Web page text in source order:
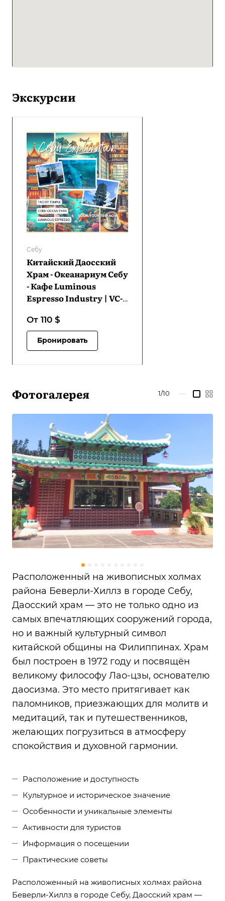
Экскурсии
Себу
Китайский Даосский
Храм - Океанариум Себу
- Кафе Luminous
Espresso Industry | VC-
От 110 $
Бронировать
Фотогалерея 1/10 —
Расположенный на живописных холмах
района Беверли-Хиллз в городе Себу,
Даосский храм — это не только одно из
самых впечатляющих сооружений города,
но и важный культурный символ
китайской общины на Филиппинах. Храм
был построен в 1972 году и посвящён
великому философу Лао-цзы, основателю
даосизма. Это место притягивает как
паломников, приезжающих для молитв и
медитаций, так и путешественников,
желающих погрузиться в атмосферу
спокойствия и духовной гармонии.
Расположение и доступность
Культурное и историческое значение
Особенности и уникальные элементы
Активности для туристов
Информация о посещении
Практические советы
Расположенный на живописных холмах района
Беверли-Хиллз в городе Себу, Даосский храм —